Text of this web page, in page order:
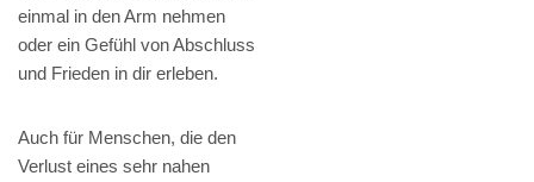
einmal in den Arm nehmen
oder ein Gefühl von Abschluss
und Frieden in dir erleben.
Auch für Menschen, die den
Verlust eines sehr nahen